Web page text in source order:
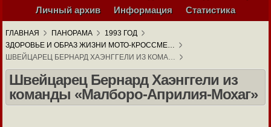
Личный архив
Информация Статистика
ГЛАВНАЯ ПАНОРАМА
1993 ГОД
ЗДОРОВЬЕ И ОБРАЗ ЖИЗНИ МОТО-КРОССМЕ…
ШВЕЙЦАРЕЦ БЕРНАРД ХАЭНГГЕЛИ ИЗ КОМА…
Швейцарец Бернард Хаэнггели из
команды «Малборо-Априлия-Мохаг»